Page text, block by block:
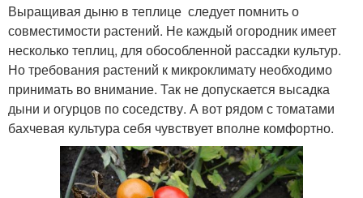
Выращивая дыню в теплице следует помнить о
совместимости растений. Не каждый огородник имеет
несколько теплиц, для обособленной рассадки культур.
Но требования растений к микроклимату необходимо
принимать во внимание. Так не допускается высадка
дыни и огурцов по соседству. А вот рядом с томатами
бахчевая культура себя чувствует вполне комфортно.